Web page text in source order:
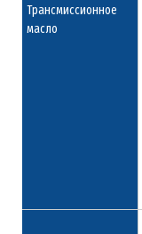
Трансмиссионное
масло